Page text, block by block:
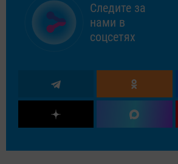
Следите за
нами в
соцсетях